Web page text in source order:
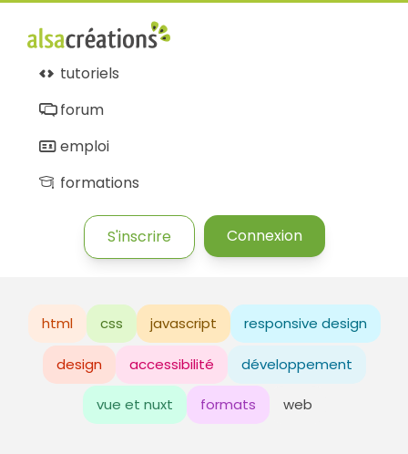
tutoriels
forum
emploi
formations
S'inscrire Connexion
html css javascript responsive design
design accessibilité développement
vue et nuxt formats web